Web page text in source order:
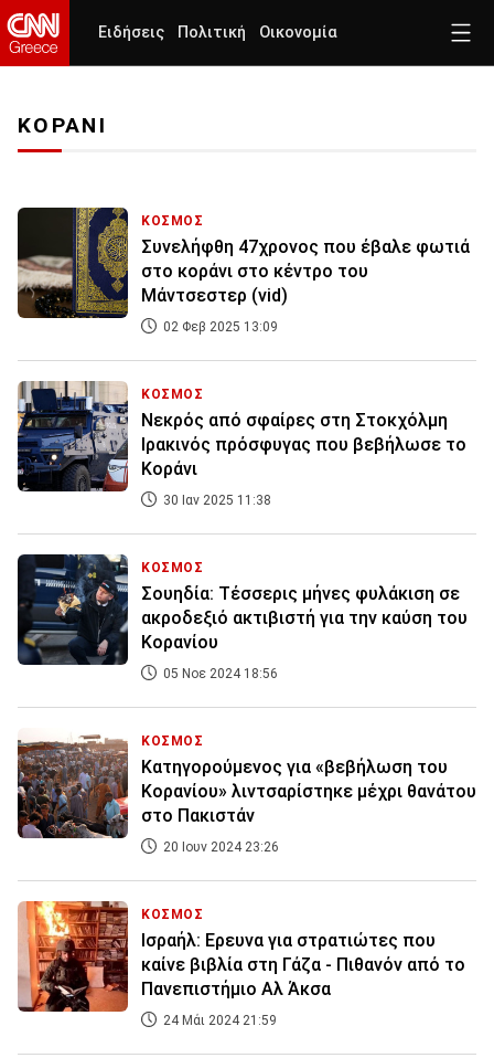
Ειδήσεις Πολιτική Οικονομία
ΚΟΡΑΝΙ
ΚΟΣΜΟΣ
Συνελήφθη 47χρονος που έβαλε φωτιά
στο κοράνι στο κέντρο του
Μάντσεστερ (vid)
02 Φεβ 2025 13:09
ΚΟΣΜΟΣ
Νεκρός από σφαίρες στη Στοκχόλμη
Ιρακινός πρόσφυγας που βεβήλωσε το
Kοράνι
30 Ιαν 2025 11:38
ΚΟΣΜΟΣ
Σουηδία: Τέσσερις μήνες φυλάκιση σε
ακροδεξιό ακτιβιστή για την καύση του
Κορανίου
05 Νοε 2024 18:56
ΚΟΣΜΟΣ
Κατηγορούμενος για «βεβήλωση του
Κορανίου» λιντσαρίστηκε μέχρι θανάτου
στο Πακιστάν
20 Ιουν 2024 23:26
ΚΟΣΜΟΣ
Ισραήλ: Ερευνα για στρατιώτες που
καίνε βιβλία στη Γάζα - Πιθανόν από το
Πανεπιστήμιο Αλ Άκσα
24 Μάι 2024 21:59